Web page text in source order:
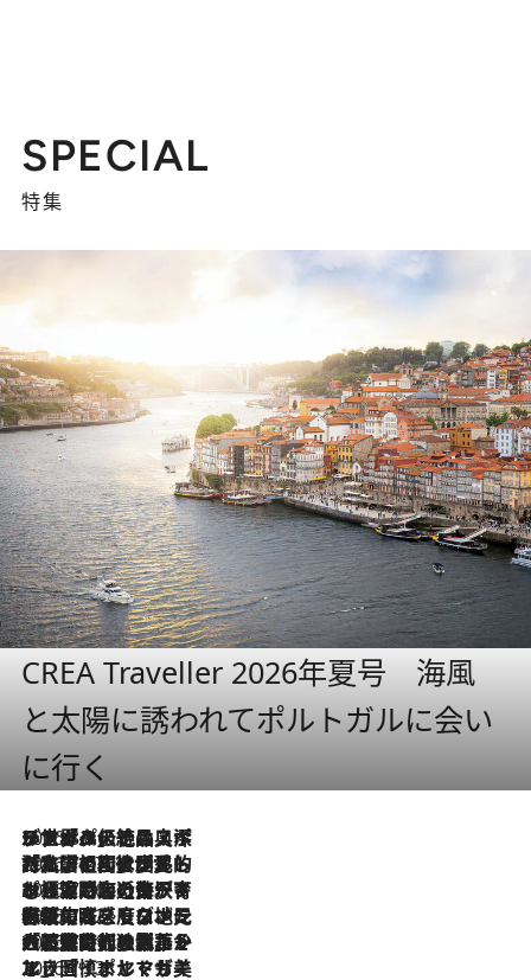
SPECIAL
特集
CREA Traveller 2026年夏号 海風
と太陽に誘われてポルトガルに会い
に行く
2026.8.8
リスボンの絶品スイーツ「パステル・デ・ナタ」とは？ポルトガル伝統の奥深い世界へ
2026.7.27
「私の祖国はポルトガル語です」国民的詩人フェルナンド・ペソアと、彼が愛した文学の街を歩く
2026.7.26
ポルトガル近海が育む極上の海の幸。キリリと冷えた白ワインと愉しむ、シーフード専門店の贅沢
2026.7.22
伝統の味をモダンに昇華。高感度な地元客が集う、リスボンの最旬ガストロノミー
2026.7.21
大航海時代の栄華から、震災、独裁、そして革命へ。ポルトガル・首都リスボンの石畳に刻まれた「歴史の光と影」
2026.7.13
エッセイ・ヤマザキマリ「慎ましくも美しき国 ポルトガル」